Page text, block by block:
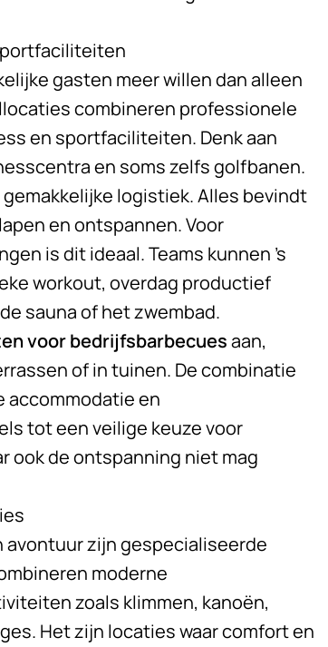
gasten meer willen dan alleen
combineren professionele
en sportfaciliteiten. Denk aan
en soms zelfs golfbanen.
logistiek. Alles bevindt
en ontspannen. Voor
is dit ideaal. Teams kunnen ’s
workout, overdag productief
sauna of het zwembad.
voor bedrijfsbarbecuesaan,
of in tuinen. De combinatie
accommodatie en
tot een veilige keuze voor
ook de ontspanning niet mag
avontuur zijn gespecialiseerde
moderne
zoals klimmen, kanoën,
Het zijn locaties waar comfort en